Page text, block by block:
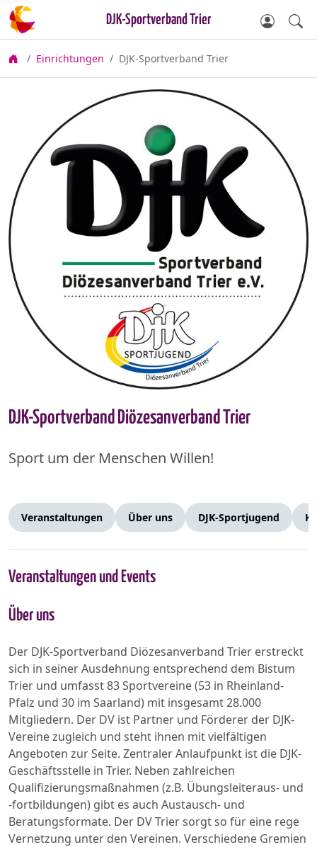
DJK-Sportverband Trier
Einrichtungen DJK-Sportverband Trier
DJK-Sportverband Diözesanverband Trier
Sport um der Menschen Willen!
Veranstaltungen Über uns DJK-Sportjugend
Veranstaltungen und Events
Über uns
Der DJK-Sportverband Diözesanverband Trier erstreckt
sich in seiner Ausdehnung entsprechend dem Bistum
Trier und umfasst 83 Sportvereine (53 in Rheinland-
Pfalz und 30 im Saarland) mit insgesamt 28.000
Mitgliedern. Der DV ist Partner und Förderer der DJK-
Vereine zugleich und steht ihnen mit vielfältigen
Angeboten zur Seite. Zentraler Anlaufpunkt ist die DJK-
Geschäftsstelle in Trier. Neben zahlreichen
Qualifizierungsmaßnahmen (z.B. Übungsleiteraus- und
-fortbildungen) gibt es auch Austausch- und
Beratungsformate. Der DV Trier sorgt so für eine rege
Vernetzung unter den Vereinen. Verschiedene Gremien